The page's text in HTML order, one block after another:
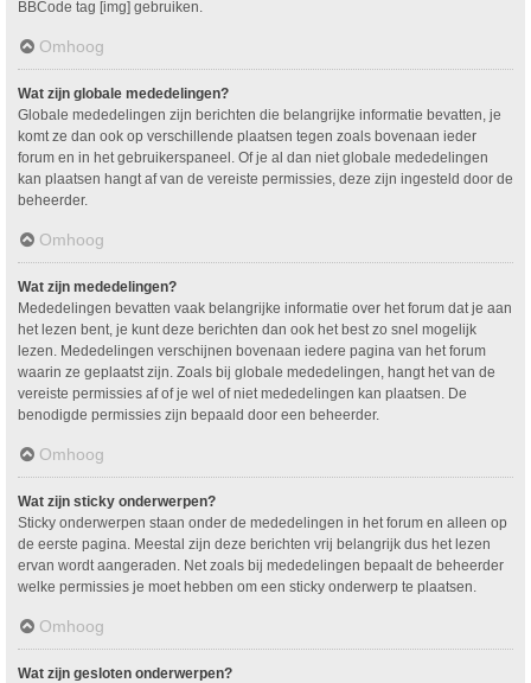
BBCode tag [img] gebruiken.
Omhoog
Wat zijn globale mededelingen?
Globale mededelingen zijn berichten die belangrijke informatie bevatten, je
komt ze dan ook op verschillende plaatsen tegen zoals bovenaan ieder
forum en in het gebruikerspaneel. Of je al dan niet globale mededelingen
kan plaatsen hangt af van de vereiste permissies, deze zijn ingesteld door de
beheerder.
Omhoog
Wat zijn mededelingen?
Mededelingen bevatten vaak belangrijke informatie over het forum dat je aan
het lezen bent, je kunt deze berichten dan ook het best zo snel mogelijk
lezen. Mededelingen verschijnen bovenaan iedere pagina van het forum
waarin ze geplaatst zijn. Zoals bij globale mededelingen, hangt het van de
vereiste permissies af of je wel of niet mededelingen kan plaatsen. De
benodigde permissies zijn bepaald door een beheerder.
Omhoog
Wat zijn sticky onderwerpen?
Sticky onderwerpen staan onder de mededelingen in het forum en alleen op
de eerste pagina. Meestal zijn deze berichten vrij belangrijk dus het lezen
ervan wordt aangeraden. Net zoals bij mededelingen bepaalt de beheerder
welke permissies je moet hebben om een sticky onderwerp te plaatsen.
Omhoog
Wat zijn gesloten onderwerpen?